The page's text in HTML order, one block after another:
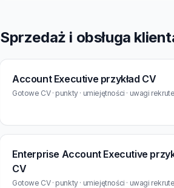
Sprzedaż i obsługa
Account Executive przykład CV
Gotowe CV · punkty · umiejętności · uwagi
Enterprise Account Executive
CV
Gotowe CV · punkty · umiejętności · uwagi